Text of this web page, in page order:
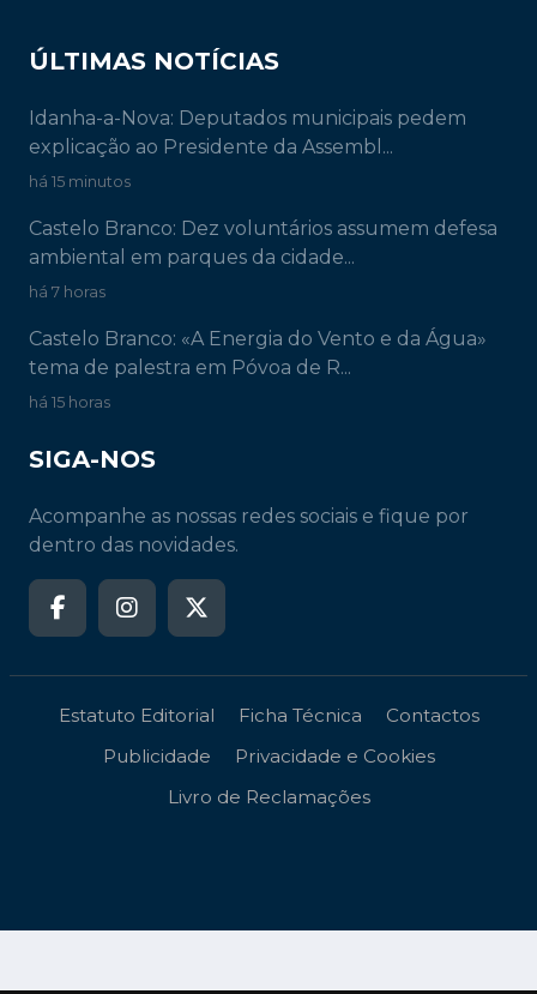
ÚLTIMAS NOTÍCIAS
Idanha-a-Nova: Deputados municipais pedem
explicação ao Presidente da Assembl...
há 15 minutos
Castelo Branco: Dez voluntários assumem defesa
ambiental em parques da cidade...
há 7 horas
Castelo Branco: «A Energia do Vento e da Água»
tema de palestra em Póvoa de R...
há 15 horas
SIGA-NOS
Acompanhe as nossas redes sociais e fique por
dentro das novidades.
Estatuto Editorial Ficha Técnica
Contactos
Publicidade
Privacidade e Cookies
Livro de Reclamações